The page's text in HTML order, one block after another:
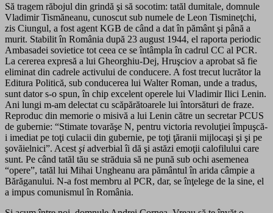
Să tragem răbojul din grindă şi să socotim: tatăl dumitale, domnule
Vladimir Tismăneanu, cunoscut sub nu­me­le de Leon Tismineţchi,
zis Ciungul, a fost agent KGB de când a dat în pământ şi până a
murit. Stabilit în România după 23 august 1944, el raporta periodic
Ambasadei sovie­ti­ce tot ceea ce se întâmpla în cadrul CC al PCR.
La cererea expresă a lui Gheorghiu-Dej, Hruşciov a aprobat să fie
eli­mi­nat din cadrele activului de conducere. A fost trecut lu­crător la
Editura Politică, sub conducerea lui Walter Roman, unde a tradus,
sunt dator s-o spun, în chip excelent ope­re­le lui Vladimir Ilici Lenin.
Ani lungi m-am delectat cu scă­pă­rătoarele lui întorsături de fraze.
Reproduc din memorie o misivă a lui Lenin către un secretar PCUS
de gubernie: “Sti­mate tovarăşe N, pentru victoria revoluţiei împuşcă-
i imediat pe toţi culacii din gubernie, pe toţi ţăranii mijlocaşi şi şi pe
şovăielnici”. Acest şi adverbial îi dă şi astăzi emo­ţii calofilului care
sunt. Pe când tatăl tău se străduia să ne pună sub ochi asemenea
“opere”, tatăl lui Mihai Un­gheanu ara pământul în arida câmpie a
Bărăganului. N-a fost membru al PCR, dar, se înţelege de la sine, el
a impus comunismul în România.